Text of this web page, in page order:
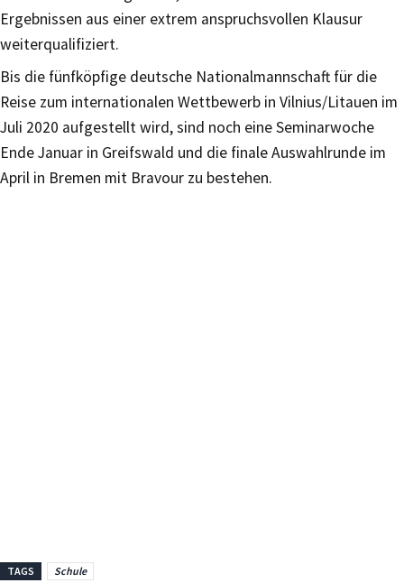
Ergebnissen aus einer extrem anspruchsvollen Klausur
weiterqualifiziert.
Bis die fünfköpfige deutsche Nationalmannschaft für die
Reise zum internationalen Wettbewerb in Vilnius/Litauen im
Juli 2020 aufgestellt wird, sind noch eine Seminarwoche
Ende Januar in Greifswald und die finale Auswahlrunde im
April in Bremen mit Bravour zu bestehen.
TAGS Schule